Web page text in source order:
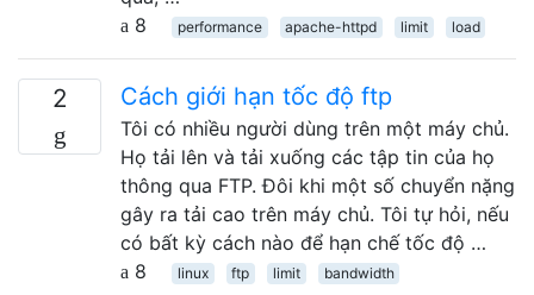
8
performance apache-httpd limit load
2 Cách giới hạn tốc độ ftp
Tôi có nhiều người dùng trên một máy chủ.
Họ tải lên và tải xuống các tập tin của họ
thông qua FTP. Đôi khi một số chuyển nặng
gây ra tải cao trên máy chủ. Tôi tự hỏi, nếu
có bất kỳ cách nào để hạn chế tốc độ …
8
linux ftp limit bandwidth